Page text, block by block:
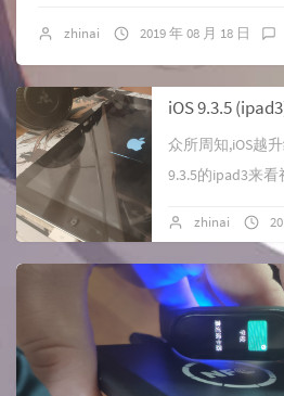
zhinai 2019 年 08 月 18 日
iOS 9.3.5
众所周知,iOS越
9.3.5的ipad3来
上看了教程后开
zhinai